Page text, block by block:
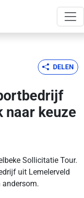
DELEN
naar keuze
Sollicitatie Tour.
uit Lemelerveld